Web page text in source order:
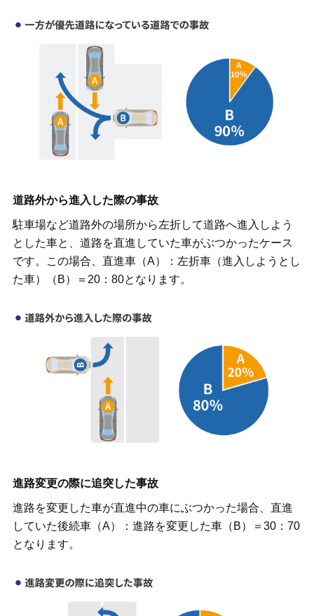
道路外から進入した際の事故
駐車場など道路外の場所から左折して道路へ進入しよう
とした車と、道路を直進していた車がぶつかったケース
です。この場合、直進車（A）：左折車（進入しようとし
た車）（B）＝20：80となります。
進路変更の際に追突した事故
進路を変更した車が直進中の車にぶつかった場合、直進
していた後続車（A）：進路を変更した車（B）＝30：70
となります。